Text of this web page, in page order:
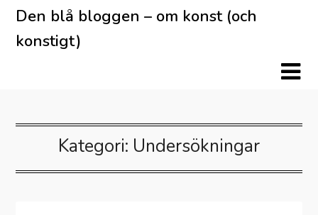
Skip
content
Den blå bloggen – om konst (och
konstigt)
Kategori: Undersökningar